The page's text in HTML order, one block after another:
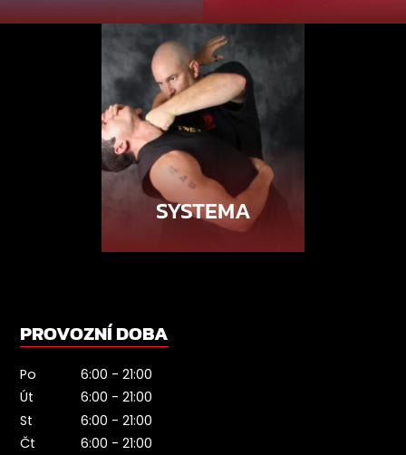
SYSTEMA
PROVOZNÍ DOBA
Po
6:00 - 21:00
Út
6:00 - 21:00
St
6:00 - 21:00
Čt
6:00 - 21:00